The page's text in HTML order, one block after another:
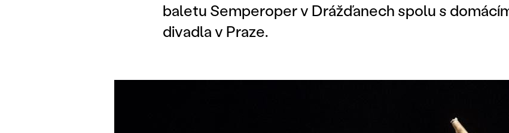
baletu Semperoper v Drážďanech spolu s
divadla v Praze.